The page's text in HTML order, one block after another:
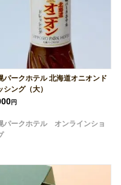
パークホテル 北海道オニオンド
シング（大）
円
パークホテル オンラインショ